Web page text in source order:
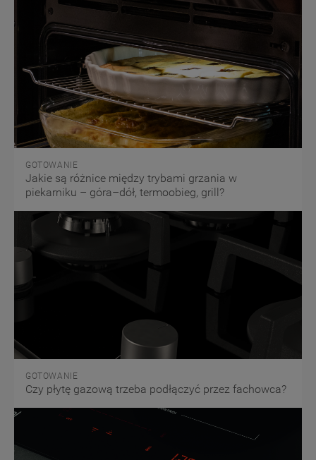
GOTOWANIE
Jakie są różnice między trybami grzania w
piekarniku – góra–dół, termoobieg, grill?
GOTOWANIE
Czy płytę gazową trzeba podłączyć przez fachowca?